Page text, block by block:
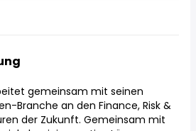
gemeinsam mit seinen
Branche an den Finance, Risk &
der Zukunft. Gemeinsam mit